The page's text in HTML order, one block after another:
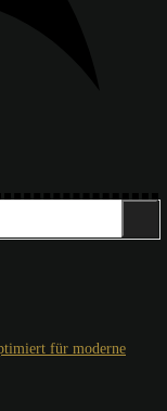
für moderne